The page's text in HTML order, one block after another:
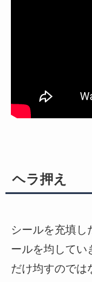
ヘラ押え
シールを充填し
ールを均してい
だけ均すのでは